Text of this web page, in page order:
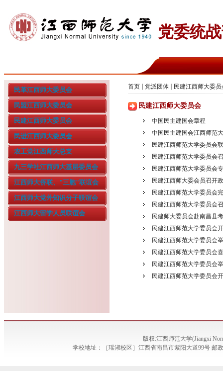
党委统
民革江西师大委员会
民盟江西师大委员会
民建江西师大委员会
民进江西师大委员会
农工党江西师大总支
九三学社江西师大基层委员会
江西师大侨联、"三胞"联谊会
江西师大党外知识分子联谊会
江西师大留学人员联谊会
首页 党派团体 民建江西师大委员
民建江西师大委员会
中国民主建国会章程
中国民主建国会江西师范
民建江西师范大学委员会
民建江西师范大学委员会
民建江西师范大学委员会
民建江西师大委会员召开
民建江西师范大学委员会
民建江西师范大学委员会
民建师大委员会赴南昌县
民建江西师范大学委员会
民建江西师范大学委员会
民建江西师范大学委员会
民建江西师范大学委员会
民建江西师范大学委员会
版权:江西师范大学(Jiangxi
学校地址：［瑶湖校区］江西省南昌市紫阳大道99号 邮